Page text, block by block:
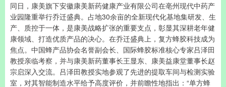
同日，康美旗下安徽康美新药健康产业有限公司在亳州现代中药产
业园隆重举行乔迁盛典。占地30余亩的全新现代化基地集研发、生
产、质控于一体，是康美战略扩张的重要支点，彰显其深耕老年健
康领域、打造优质产品的决心。在乔迁盛典上，复方蜂胶科技成为
焦点。中国蜂产品协会名誉副会长、国际蜂胶标准核心专家吕泽田
教授亲临考察，并与康美新药董事长王显东、康美益康堂董事长赵
宗启深入交流。吕泽田教授实地参观了先进的提取车间与检测实验
室，对其智能制造水平给予高度评价，并前瞻性地指出：“单方蜂